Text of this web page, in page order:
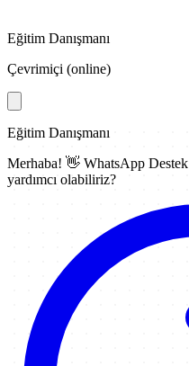
Eğitim Danışmanı
Çevrimiçi (online)
Eğitim Danışmanı
Merhaba! 👋 WhatsApp Destek
yardımcı olabiliriz?